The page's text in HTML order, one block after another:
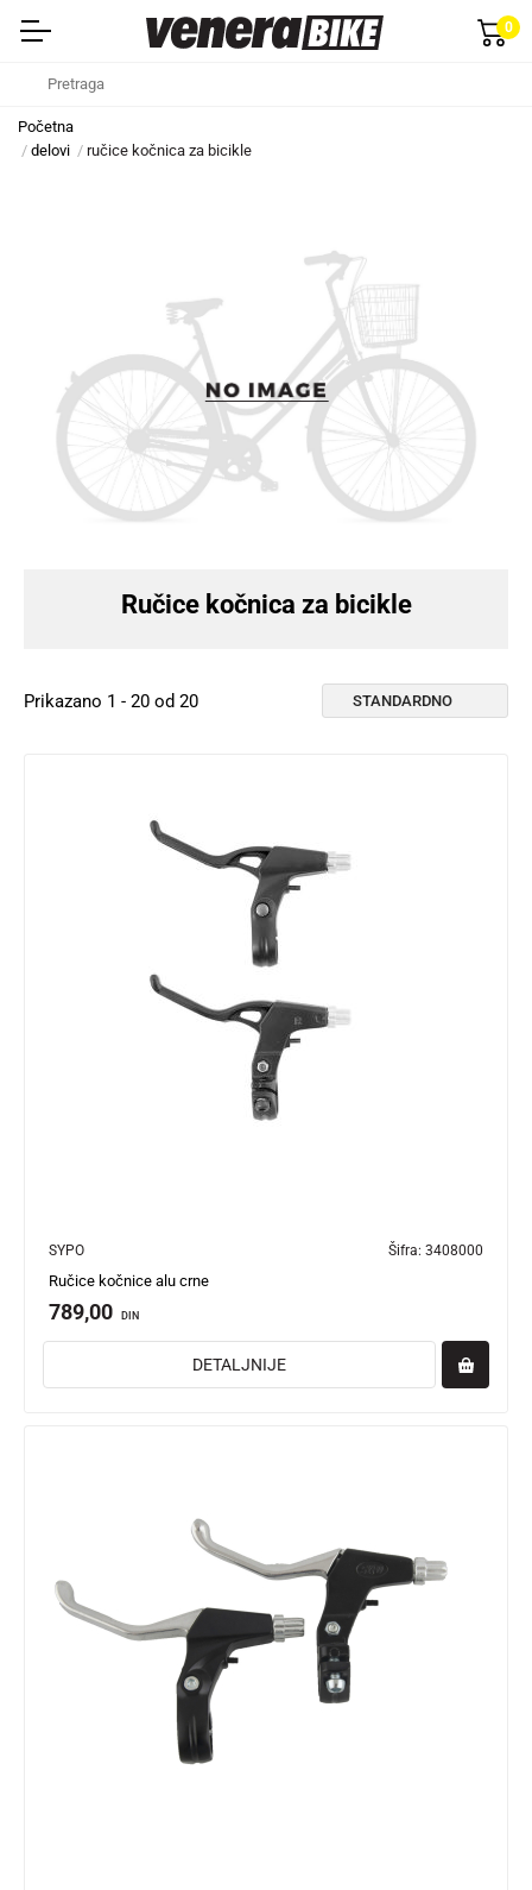
0
Početna
delovi
ručice kočnica za bicikle
Ručice kočnica za bicikle
Prikazano 1 - 20 od 20
SYPO Šifra: 3408000
Ručice kočnice alu crne
789,00 DIN
DETALJNIJE